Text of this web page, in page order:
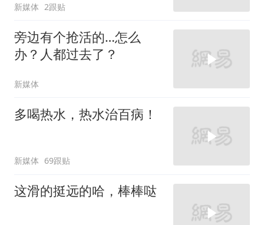
新媒体 2跟贴
旁边有个抢活的…怎么
办？人都过去了？
新媒体
多喝热水，热水治百病！
新媒体 69跟贴
这滑的挺远的哈，棒棒哒